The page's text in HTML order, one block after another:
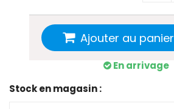
Ajouter au panier
En arrivage
Stock en magasin :